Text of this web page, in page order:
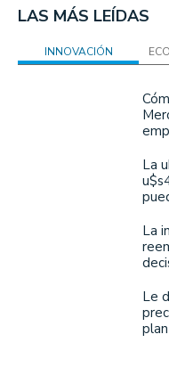
LAS MÁS LEÍDAS
INNOVACIÓN
La
La
Le